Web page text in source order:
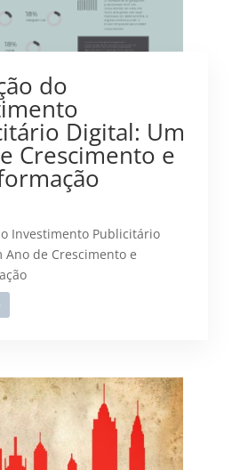
do
Digital: Um
Crescimento e
Investimento Publicitário
Ano de Crescimento e